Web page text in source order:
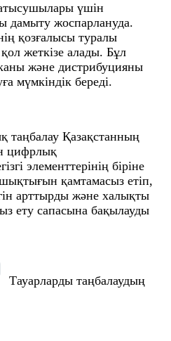
үшін
дамыту жоспарлануда.
қозғалысы туралы
қол жеткізе алады. Бұл
және дистрибуцияны
мүмкіндік береді.
таңбалау Қазақстанның
цифрлық
элементтерінің біріне
қамтамасыз етіп,
арттырды және халықты
ету сапасына бақылауды
Тауарларды таңбалаудың